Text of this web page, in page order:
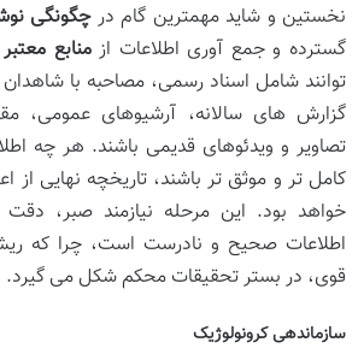
نخستین و شاید مهمترین گام درچگونگی
گسترده و جمع آوری اطلاعات ازمنابع معتبر
توانند شامل اسناد رسمی، مصاحبه با شاهدان
گزارش های سالانه، آرشیوهای عمومی،
تصاویر و ویدئوهای قدیمی باشند. هر چه
کامل تر و موثق تر باشند، تاریخچه نهایی از
خواهد بود. این مرحله نیازمند صبر، دقت
اطلاعات صحیح و نادرست است، چرا که
قوی، در بستر تحقیقات محکم شکل می گیرد.
سازماندهی کرونولوژیک